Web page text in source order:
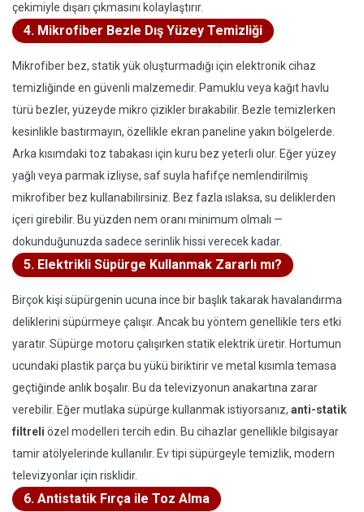
çekimiyle dışarı çıkmasını kolaylaştırır.
4. Mikrofiber Bezle Dış Yüzey Temizliği
Mikrofiber bez, statik yük oluşturmadığı için elektronik cihaz
temizliğinde en güvenli malzemedir. Pamuklu veya kağıt havlu
türü bezler, yüzeyde mikro çizikler bırakabilir. Bezle temizlerken
kesinlikle bastırmayın, özellikle ekran paneline yakın bölgelerde.
Arka kısımdaki toz tabakası için kuru bez yeterli olur. Eğer yüzey
yağlı veya parmak izliyse, saf suyla hafifçe nemlendirilmiş
mikrofiber bez kullanabilirsiniz. Bez fazla ıslaksa, su deliklerden
içeri girebilir. Bu yüzden nem oranı minimum olmalı —
dokunduğunuzda sadece serinlik hissi verecek kadar.
5. Elektrikli Süpürge Kullanmak Zararlı mı?
Birçok kişi süpürgenin ucuna ince bir başlık takarak havalandırma
deliklerini süpürmeye çalışır. Ancak bu yöntem genellikle ters etki
yaratır. Süpürge motoru çalışırken statik elektrik üretir. Hortumun
ucundaki plastik parça bu yükü biriktirir ve metal kısımla temasa
geçtiğinde anlık boşalır. Bu da televizyonun anakartına zarar
verebilir. Eğer mutlaka süpürge kullanmak istiyorsanız, anti-statik
filtreli özel modelleri tercih edin. Bu cihazlar genellikle bilgisayar
tamir atölyelerinde kullanılır. Ev tipi süpürgeyle temizlik, modern
televizyonlar için risklidir.
6. Antistatik Fırça ile Toz Alma